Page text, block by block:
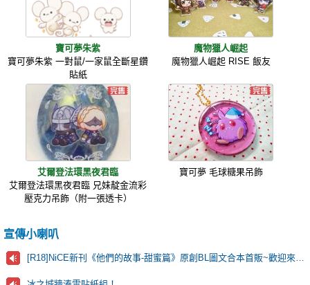
寶可夢朱紫
寶可夢朱紫 一對鼠/一家鼠全斷星鑽
貼紙
魔物獵人崛起
魔物獵人崛起 RISE 飯友
艾爾登法環黑夜君臨
艾爾登法環黑夜君臨 兄妹靛金流彩
壓克力吊飾（附一張透卡）
寶可夢 毛球糖果吊飾
宣傳小喇叭
[R18]NiCE新刊《他們的故事-甜蜜篇》原創BL圖文合本首販~歡迎來看看！